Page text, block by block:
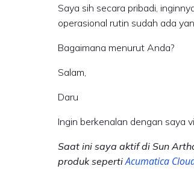
Saya sih secara pribadi,
operasional rutin sudah ada
Bagaimana menurut Anda?
Salam,
Daru
Ingin berkenalan dengan saya
Saat ini saya aktif di Sun
produk sepertiAcumatica